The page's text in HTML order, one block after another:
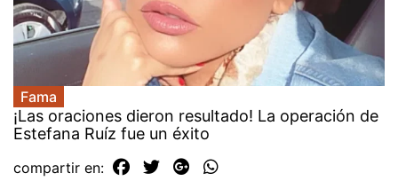
Fama
¡Las oraciones dieron resultado! La operación de
Estefana Ruíz fue un éxito
compartir en: